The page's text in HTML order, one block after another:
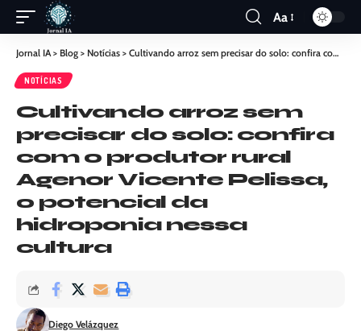
Aa
Jornal IA> Blog > Notícias > Cultivando arroz sem precisar do solo: confira com o produtor rural Agenor Vicente Pelissa, o potencial da hidroponia nessa cultura
NOTÍCIAS
Cultivando arroz sem
precisar do solo: confira
com o produtor rural
Agenor Vicente Pelissa,
o potencial da
hidroponia nessa
cultura
Diego Velázquez